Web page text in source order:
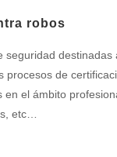
robos
seguridad destinadas
procesos de
en el ámbito
etc…